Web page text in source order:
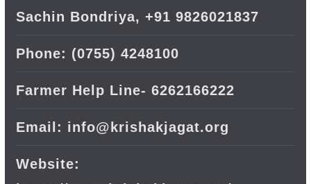
Sachin Bondriya, +91 9826021837
Phone: (0755) 4248100
Farmer Help Line- 6262166222
Email: info@krishakjagat.org
Website: